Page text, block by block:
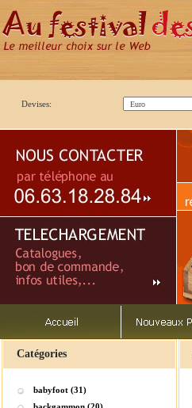
Devises:
Catégories
babyfoot (31)